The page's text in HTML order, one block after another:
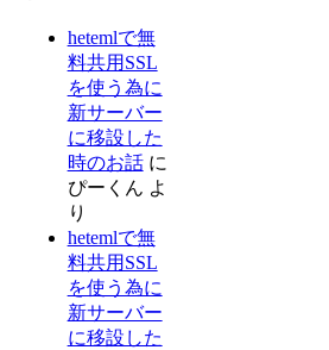
hetemlで無
料共用SSL
を使う為に
新サーバー
に移設した
時のお話に
ぴーくん よ
り
hetemlで無
料共用SSL
を使う為に
新サーバー
に移設した